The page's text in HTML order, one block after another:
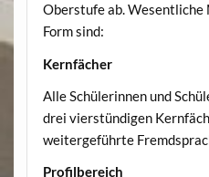
Oberstufe ab.
Form sind:
Kernfächer
Alle Schülerinnen und
drei vierstündigen
weitergeführte
Profilbereich